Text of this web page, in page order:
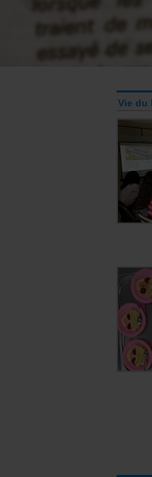
Vie du